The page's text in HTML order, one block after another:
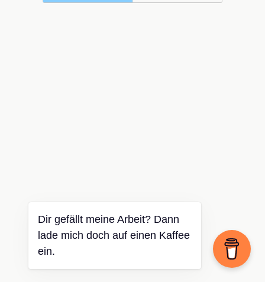
Dir gefällt meine Arbeit? Dann
lade mich doch auf einen Kaffee
ein.